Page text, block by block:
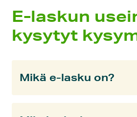
E-laskun
kysytyt
Mikä e-lasku on?